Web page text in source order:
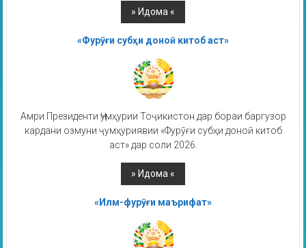
«Фурӯғи субҳи доноӣ китоб аст»
Амри Президенти Ҷумҳурии Тоҷикистон дар бораи баргузор
кардани озмуни ҷумҳуриявии «Фурӯғи субҳи доноӣ китоб
аст» дар соли 2026.
«Илм-фурӯғи маърифат»